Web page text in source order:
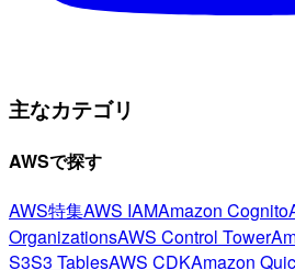
主なカテゴリ
AWSで探す
AWS特集AWS IAMAmazon Cognito
OrganizationsAWS Control Tower
S3S3 TablesAWS CDKAmazon